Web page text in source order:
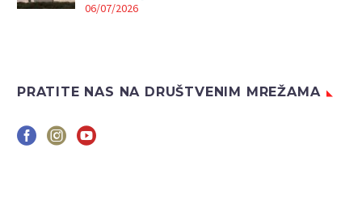
06/07/2026
PRATITE NAS NA DRUŠTVENIM MREŽAMA